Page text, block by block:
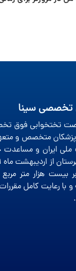
تخصصی سینا
تختخوابی فوق
پزشكان متخصص و
ملی ایران و
بر بیست هزار متر
با رعایت كامل